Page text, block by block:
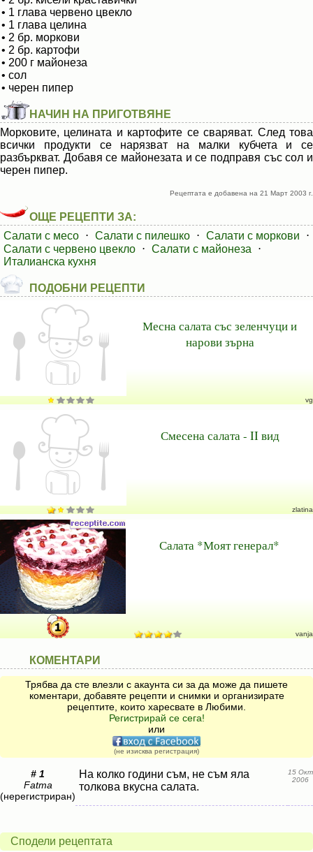
• 1 глава червено цвекло
• 1 глава целина
• 2 бр. моркови
• 2 бр. картофи
• 200 г майонеза
• сол
• черен пипер
НАЧИН НА ПРИГОТВЯНЕ
Морковите, целината и картофите се сваряват. След това
всички продукти се нарязват на малки кубчета и се
разбъркват. Добавя се майонезата и се подправя със сол и
черен пипер.
Рецептата е добавена на 21 Март 2003 г.
ОЩЕ РЕЦЕПТИ ЗА:
Салати с месо ⋅ Салати с пилешко ⋅ Салати с моркови
⋅
Салати с червено цвекло ⋅ Салати с майонеза
⋅
Италианска кухня
ПОДОБНИ РЕЦЕПТИ
Месна салата със зеленчуци и
нарови зърна
vg
Смесена салата - II вид
zlatina
Салата *Моят генерал*
vanja
КОМЕНТАРИ
Трябва да сте влезли с акаунта си за да може да пишете
коментари, добавяте рецепти и снимки и организирате
рецептите, които харесвате в Любими.
Регистрирай се сега!
или
(не изисква регистрация)
# 1
Fatma
(нерегистриран)
На колко години съм, не съм яла
толкова вкусна салата.
15 Окт
2006
Сподели рецептата